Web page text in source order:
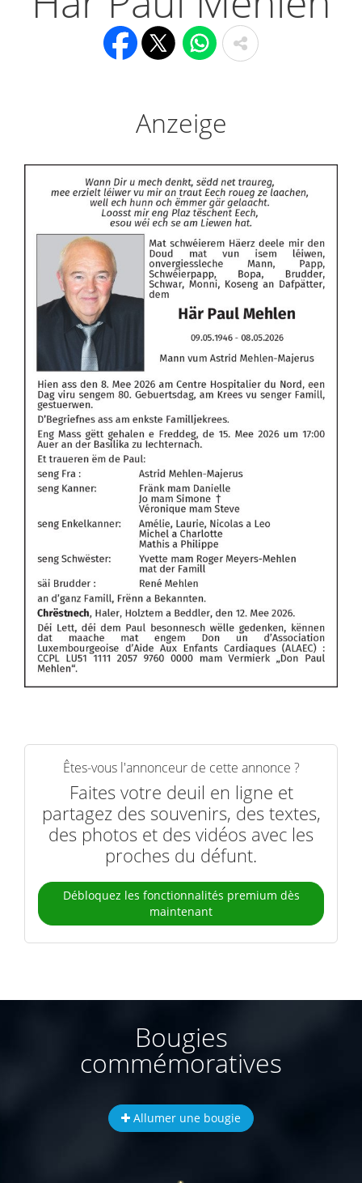
Anzeige
Êtes-vous l'annonceur de cette annonce ?
Faites votre deuil en ligne et
partagez des souvenirs, des textes,
des photos et des vidéos avec les
proches du défunt.
Débloquez les fonctionnalités premium dès
maintenant
Bougies
commémoratives
Allumer une bougie